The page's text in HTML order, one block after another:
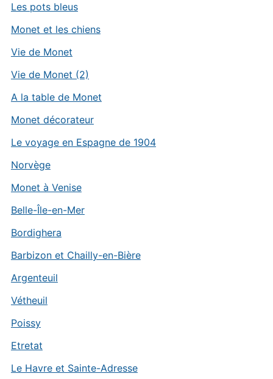
Les pots bleus
Monet et les chiens
Vie de Monet
Vie de Monet (2)
A la table de Monet
Monet décorateur
Le voyage en Espagne de 1904
Norvège
Monet à Venise
Belle-Île-en-Mer
Bordighera
Barbizon et Chailly-en-Bière
Argenteuil
Vétheuil
Poissy
Etretat
Le Havre et Sainte-Adresse